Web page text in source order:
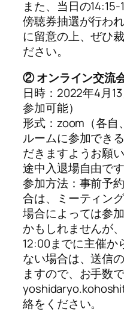
また、当日の
傍聴券抽選が行わ
に留意の上、ぜひ
ださい。
② オンライン交流
日時：2022年4月
参加可能）
形式：zoom（各自
ルームに参加でき
だきますようお願い
途中入退場自由です
参加方法：事前予
合は、ミーティン
場合によっては参
かもしれませんが
12:00までに主催か
ない場合は、送信
ますので、お手数
絡をください。